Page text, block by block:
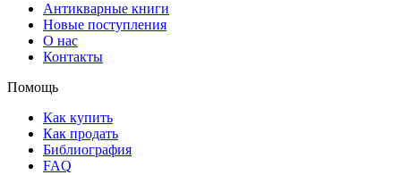
Антикварные книги
Новые поступления
О нас
Контакты
Помощь
Как купить
Как продать
Библиография
FAQ